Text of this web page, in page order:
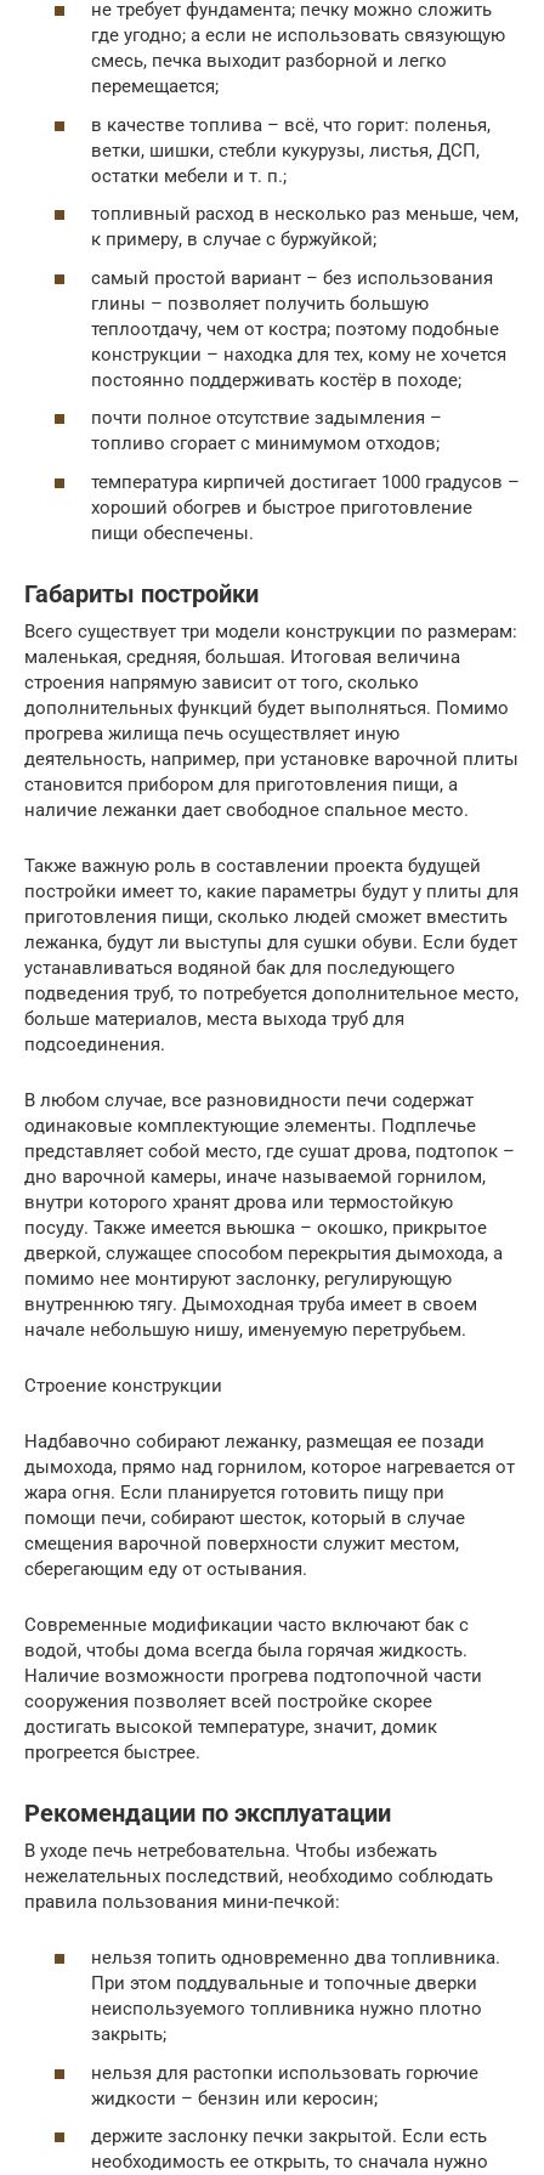
не требует фундамента; печку можно сложить
где угодно; а если не использовать связующую
смесь, печка выходит разборной и легко
перемещается;
в качестве топлива – всё, что горит: поленья,
ветки, шишки, стебли кукурузы, листья, ДСП,
остатки мебели и т. п.;
топливный расход в несколько раз меньше, чем,
к примеру, в случае с буржуйкой;
самый простой вариант – без использования
глины – позволяет получить большую
теплоотдачу, чем от костра; поэтому подобные
конструкции – находка для тех, кому не хочется
постоянно поддерживать костёр в походе;
почти полное отсутствие задымления –
топливо сгорает с минимумом отходов;
температура кирпичей достигает 1000 градусов –
хороший обогрев и быстрое приготовление
пищи обеспечены.
Габариты постройки
Всего существует три модели конструкции по размерам:
маленькая, средняя, большая. Итоговая величина
строения напрямую зависит от того, сколько
дополнительных функций будет выполняться. Помимо
прогрева жилища печь осуществляет иную
деятельность, например, при установке варочной плиты
становится прибором для приготовления пищи, а
наличие лежанки дает свободное спальное место.
Также важную роль в составлении проекта будущей
постройки имеет то, какие параметры будут у плиты для
приготовления пищи, сколько людей сможет вместить
лежанка, будут ли выступы для сушки обуви. Если будет
устанавливаться водяной бак для последующего
подведения труб, то потребуется дополнительное место,
больше материалов, места выхода труб для
подсоединения.
В любом случае, все разновидности печи содержат
одинаковые комплектующие элементы. Подплечье
представляет собой место, где сушат дрова, подтопок –
дно варочной камеры, иначе называемой горнилом,
внутри которого хранят дрова или термостойкую
посуду. Также имеется вьюшка – окошко, прикрытое
дверкой, служащее способом перекрытия дымохода, а
помимо нее монтируют заслонку, регулирующую
внутреннюю тягу. Дымоходная труба имеет в своем
начале небольшую нишу, именуемую перетрубьем.
Строение конструкции
Надбавочно собирают лежанку, размещая ее позади
дымохода, прямо над горнилом, которое нагревается от
жара огня. Если планируется готовить пищу при
помощи печи, собирают шесток, который в случае
смещения варочной поверхности служит местом,
сберегающим еду от остывания.
Современные модификации часто включают бак с
водой, чтобы дома всегда была горячая жидкость.
Наличие возможности прогрева подтопочной части
сооружения позволяет всей постройке скорее
достигать высокой температуре, значит, домик
прогреется быстрее.
Рекомендации по эксплуатации
В уходе печь нетребовательна. Чтобы избежать
нежелательных последствий, необходимо соблюдать
правила пользования мини-печкой:
нельзя топить одновременно два топливника.
При этом поддувальные и топочные дверки
неиспользуемого топливника нужно плотно
закрыть;
нельзя для растопки использовать горючие
жидкости – бензин или керосин;
держите заслонку печки закрытой. Если есть
необходимость ее открыть, то сначала нужно